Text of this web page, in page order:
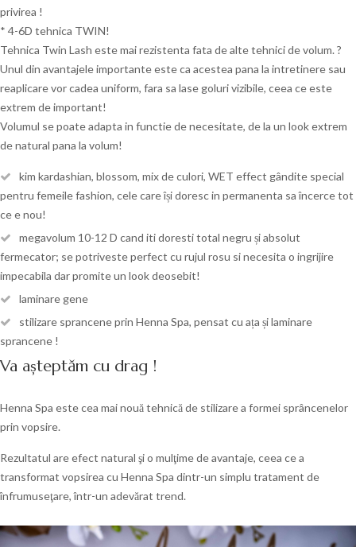
privirea !
* 4-6D tehnica TWIN!
Tehnica Twin Lash este mai rezistenta fata de alte tehnici de volum. ?
Unul din avantajele importante este ca acestea pana la intretinere sau
reaplicare vor cadea uniform, fara sa lase goluri vizibile, ceea ce este
extrem de important!
Volumul se poate adapta in functie de necesitate, de la un look extrem
de natural pana la volum!
kim kardashian, blossom, mix de culori, WET effect gândite special
pentru femeile fashion, cele care își doresc in permanenta sa încerce tot
ce e nou!
megavolum 10-12 D cand iti doresti total negru și absolut
fermecator; se potriveste perfect cu rujul rosu si necesita o ingrijire
impecabila dar promite un look deosebit!
laminare gene
stilizare sprancene prin Henna Spa, pensat cu ața și laminare
sprancene !
Va așteptăm cu drag !
Henna Spa este cea mai nouă tehnică de stilizare a formei sprâncenelor
prin vopsire.
Rezultatul are efect natural şi o mulţime de avantaje, ceea ce a
transformat vopsirea cu Henna Spa dintr-un simplu tratament de
înfrumuseţare, într-un adevărat trend.